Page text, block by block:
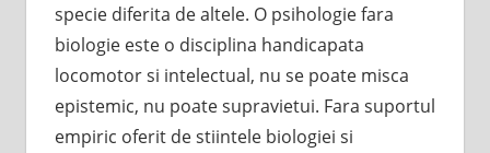
specie diferita de altele. O psihologie fara
biologie este o disciplina handicapata
locomotor si intelectual, nu se poate misca
epistemic, nu poate supravietui. Fara suportul
empiric oferit de stiintele biologiei si